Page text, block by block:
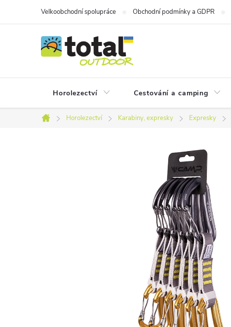
Velkoobchodní spolupráce Obchodní podmínky a GDPR
Horolezectví Cestování a camping
Domů
Horolezectví Karabiny, expresky Expresky